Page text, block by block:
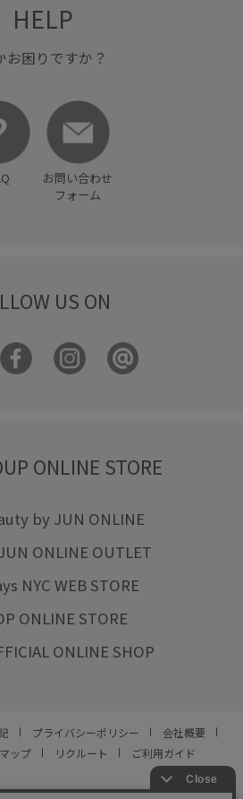
HELP
お困りですか？
お問い合わせ
フォーム
US ON
ONLINE STORE
by JUN ONLINE
ONLINE OUTLET
NYC WEB STORE
ONLINE STORE
ONLINE SHOP
プライバシーポリシー
会社概要
ップ リクルート ご利用ガイド